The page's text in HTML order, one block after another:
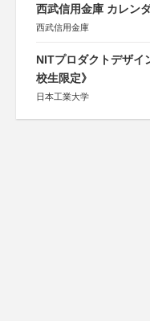
西武信用金庫 カレン
西武信用金庫
NITプロダクトデザイ
校生限定》
日本工業大学